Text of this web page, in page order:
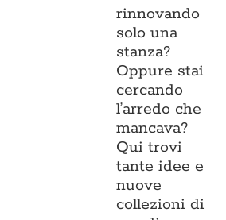
rinnovando
solo una
stanza?
Oppure stai
cercando
l’arredo che
mancava?
Qui trovi
tante idee e
nuove
collezioni di